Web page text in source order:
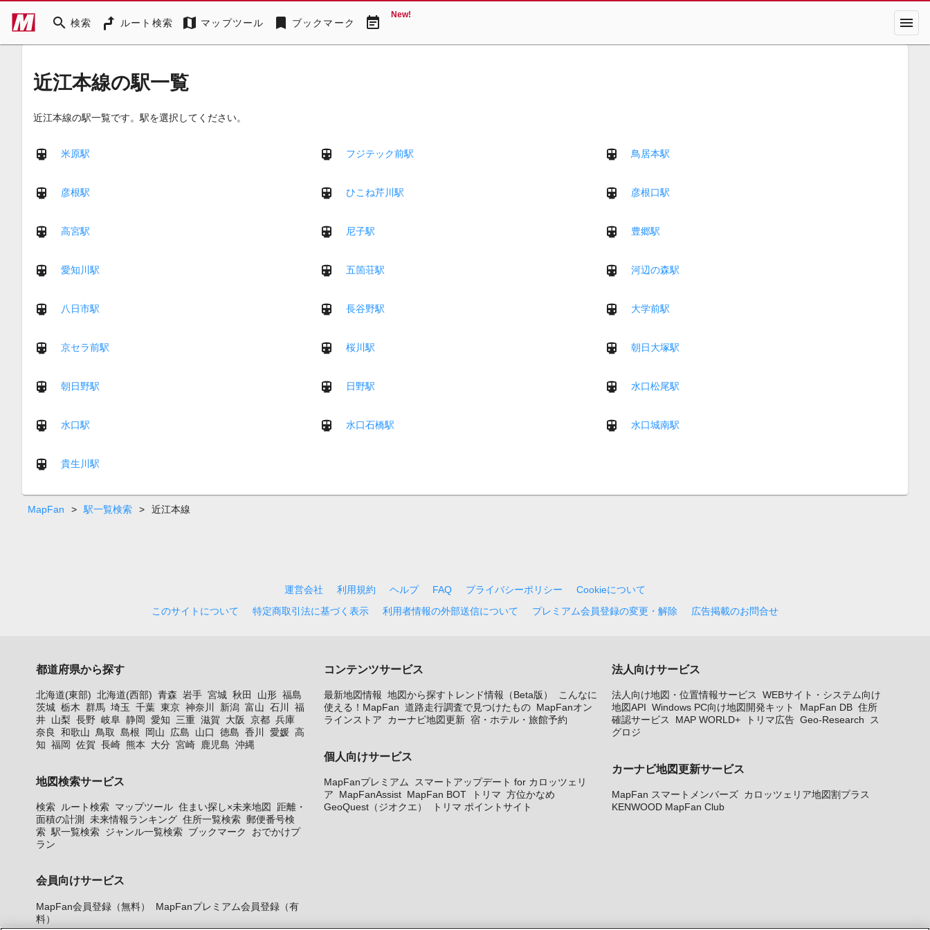
search 検索 ルート検索 map マップツール bookmark ブックマーク event_note New! menu
近江本線の駅一覧
近江本線の駅一覧です。駅を選択してください。
米原駅 フジテック前駅 鳥居本駅
彦根駅 ひこね芹川駅 彦根口駅
高宮駅 尼子駅 豊郷駅
愛知川駅 五箇荘駅 河辺の森駅
八日市駅 長谷野駅 大学前駅
京セラ前駅 桜川駅 朝日大塚駅
朝日野駅 日野駅 水口松尾駅
水口駅 水口石橋駅 水口城南駅
貴生川駅
MapFan > 駅一覧検索 > 近江本線
運営会社 利用規約 ヘルプ FAQ プライバシーポリシー
Cookieについて
このサイトについて
特定商取引法に基づく表示 利用者情報の外部送信について プレミアム会員登録の変更・解除 広告掲載のお問合せ
都道府県から探す
北海道(東部) 北海道(西部) 青森 岩手 宮城 秋田 山形 福島
茨城 栃木 群馬 埼玉 千葉 東京 神奈川 新潟 富山 石川
福
井 山梨 長野 岐阜 静岡 愛知 三重 滋賀 大阪 京都 兵庫
奈良
和歌山 鳥取 島根 岡山 広島 山口 徳島 香川 愛媛 高
知 福岡 佐賀 長崎 熊本 大分 宮崎 鹿児島 沖縄
地図検索サービス
検索 ルート検索 マップツール 住まい探し×未来地図
距離・
面積の計測
未来情報ランキング 住所一覧検索 郵便番号検
索 駅一覧検索 ジャンル一覧検索 ブックマーク
おでかけプ
ラン
会員向けサービス
MapFan会員登録（無料）
MapFanプレミアム会員登録（有
料）
コンテンツサービス
最新地図情報 地図から探すトレンド情報（Beta版）
こんなに
使える！MapFan 道路走行調査で見つけたもの MapFanオン
ラインストア
カーナビ地図更新 宿・ホテル・旅館予約
個人向けサービス
MapFanプレミアム
スマートアップデート for カロッツェリ
ア
MapFanAssist MapFan BOT トリマ 方位かなめ
GeoQuest（ジオクエ）
トリマ ポイントサイト
法人向けサービス
法人向け地図・位置情報サービス
WEBサイト・システム向け
地図API Windows PC向け地図開発キット MapFan DB 住所
確認サービス
MAP WORLD+ トリマ広告 Geo-Research
ス
グロジ
カーナビ地図更新サービス
MapFan スマートメンバーズ カロッツェリア地図割プラス
KENWOOD MapFan Club